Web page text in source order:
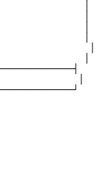
│
│
│
│
│
│